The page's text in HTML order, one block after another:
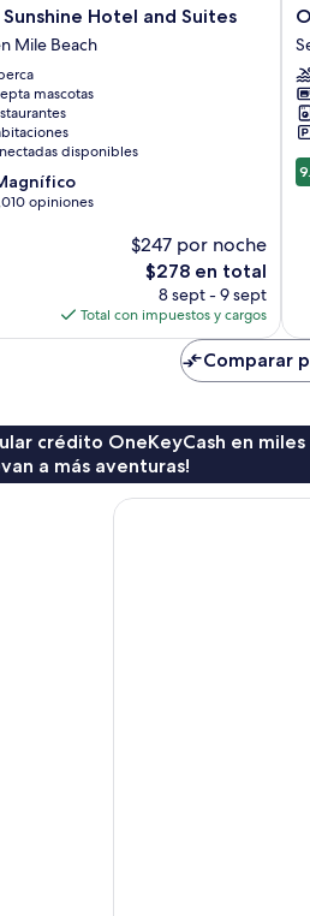
Sunshine Hotel and Suites
Mile Beach
mascotas
disponibles
opiniones
$247 por noche
El
precio
actual
es
$278 en total
8 sept - 9 sept
Total con impuestos y cargos
Comparar
crédito OneKeyCash en miles
a más aventuras!